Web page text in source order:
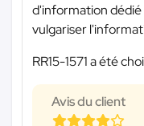
d'information dédié
vulgariser
RR15-1571 a été
Avis du client